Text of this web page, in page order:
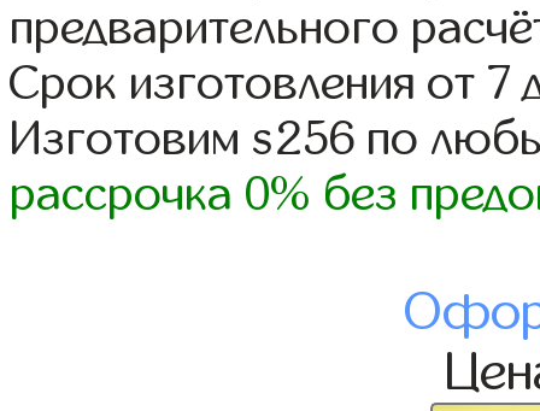
предварительного
Срок изготовления от 7
Изготовим s256 по
рассрочка 0% без